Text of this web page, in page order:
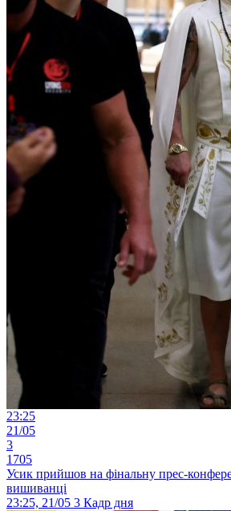
23:25
21/05
3
1705
Усик прийшов на фінальну прес-
вишиванці
23:25, 21/05 3 Кадр дня